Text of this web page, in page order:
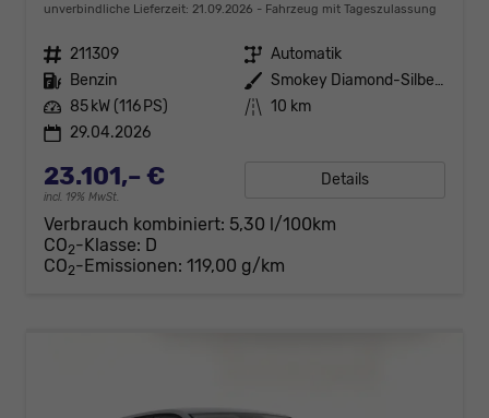
unverbindliche Lieferzeit: 21.09.2026 Fahrzeug mit Tageszulassung
Fahrzeugnr. 211309 Getriebe Automatik
Kraftstoff Benzin Außenfarbe
Smokey Diamond-Silber Metallic
Leistung 85 kW (116 PS) Kilometerstand 10 km
29.04.2026
23.101,– €
incl. 19% MwSt.
Details
Verbrauch kombiniert: 5,30 l/100km
CO2-Klasse: D
CO2-Emissionen: 119,00 g/km